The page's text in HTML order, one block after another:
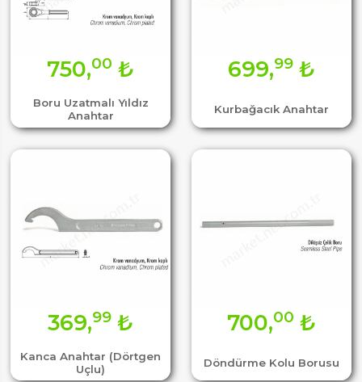
Boru Uzatmalı Yıldız
Anahtar
750,00 ₺
Kurbağacık Anahtar
699,99₺
Kanca Anahtar (Dörtgen
Uçlu)
369,99 ₺
Döndürme Kolu Borusu
700,00 ₺